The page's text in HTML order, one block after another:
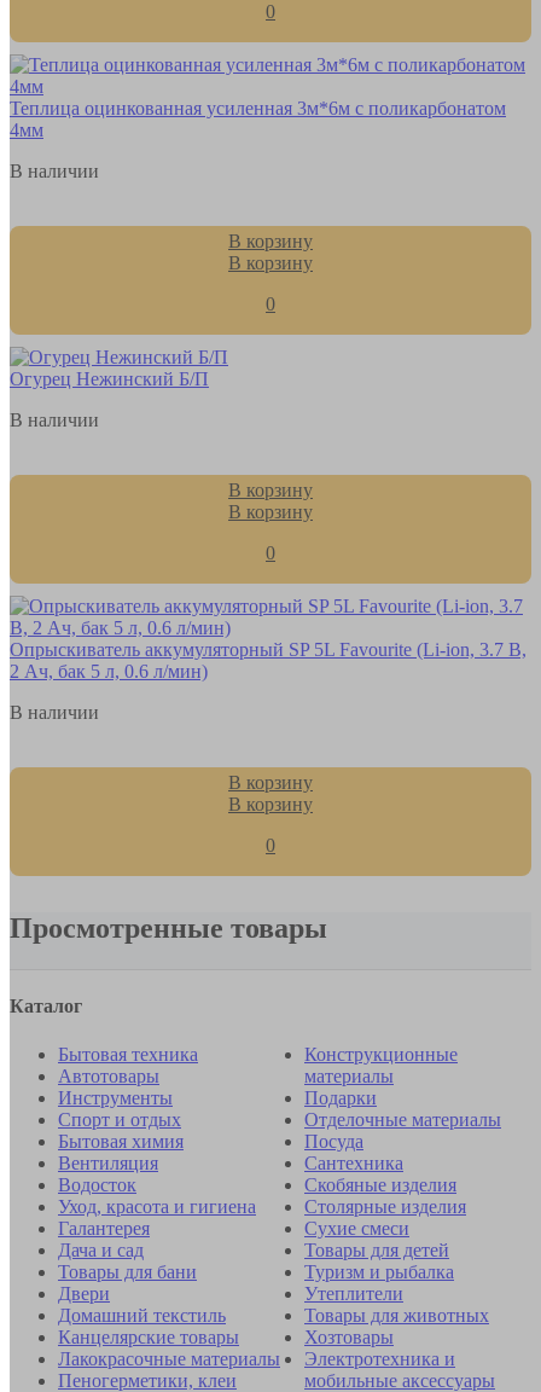
0
Теплица оцинкованная усиленная 3м*6м с поликарбонатом
4мм
В наличии
В корзину
В корзину
0
Огурец Нежинский Б/П
В наличии
В корзину
В корзину
0
Опрыскиватель аккумуляторный SP 5L Favourite (Li-ion, 3.7 В,
2 Ач, бак 5 л, 0.6 л/мин)
В наличии
В корзину
В корзину
0
Просмотренные товары
Каталог
Бытовая техника
Автотовары
Инструменты
Спорт и отдых
Бытовая химия
Вентиляция
Водосток
Уход, красота и гигиена
Галантерея
Дача и сад
Товары для бани
Двери
Домашний текстиль
Канцелярские товары
Лакокрасочные материалы
Пеногерметики, клеи
Конструкционные
материалы
Подарки
Отделочные материалы
Посуда
Сантехника
Скобяные изделия
Столярные изделия
Сухие смеси
Товары для детей
Туризм и рыбалка
Утеплители
Товары для животных
Хозтовары
Электротехника и
мобильные аксессуары